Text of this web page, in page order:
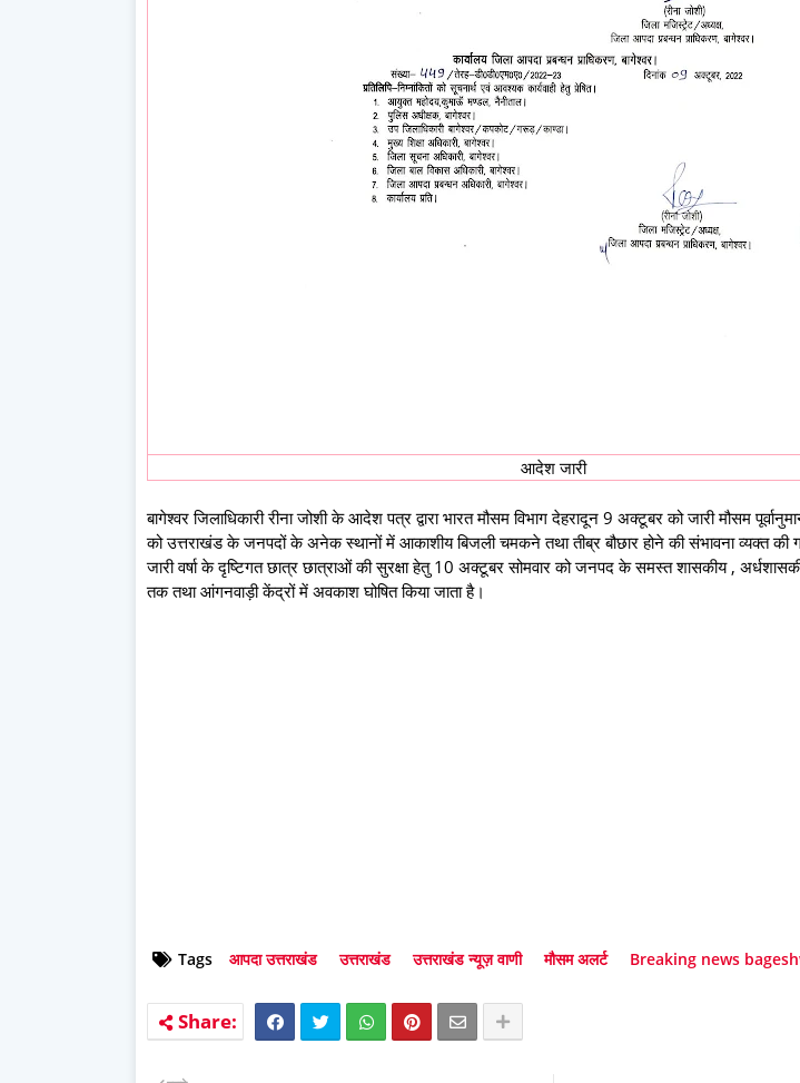
आदेश जारी
बागेश्वर जिलाधिकारी रीना जोशी के आदेश पत्र द्वारा भारत मौसम विभाग देहरादून 9 अक्टूबर को जारी मौसम
को उत्तराखंड के जनपदों के अनेक स्थानों में आकाशीय बिजली चमकने तथा तीब्र बौछार होने की संभावना व्यक्त की
जारी वर्षा के दृष्टिगत छात्र छात्राओं की सुरक्षा हेतु 10 अक्टूबर सोमवार को जनपद के समस्त शासकीय ,
तक तथा आंगनवाड़ी केंद्रों में अवकाश घोषित किया जाता है।
Tags आपदा उत्तराखंड उत्तराखंड उत्तराखंड न्यूज़ वाणी मौसम अलर्ट Breaking news